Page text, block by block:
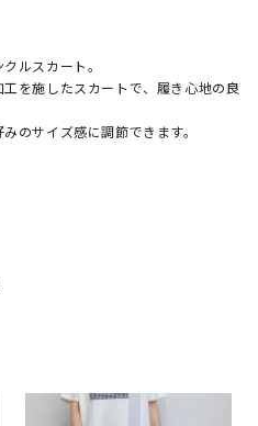
ルスカート。
を施したスカートで、履き心地の良
のサイズ感に調節できます。